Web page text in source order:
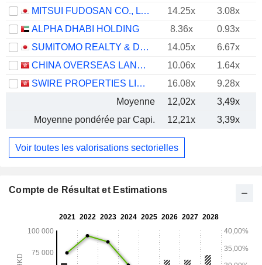
MITSUI FUDOSAN CO., LTD.
14.25x 3.08x
ALPHA DHABI HOLDING
8.36x
0.93x
SUMITOMO REALTY & DEVELOPMENT CO., LTD.
14.05x 6.67x
CHINA OVERSEAS LAND & INVESTMENT LIMITED
10.06x 1.64x
SWIRE PROPERTIES LIMITED
16.08x 9.28x
Moyenne
12,02x 3,49x
Moyenne pondérée par Capi.
12,21x 3,39x
Voir toutes les valorisations sectorielles
Compte de Résultat et Estimations